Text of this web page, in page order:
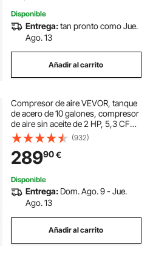
Disponible
Entrega:tan pronto como Jue.
Ago. 13
Añadir al carrito
Compresor de aire VEVOR, tanque
de acero de 10 galones, compresor
de aire sin aceite de 2 HP, 5,3 CFM
a 90 PSI y presión máxima de 125
PSI, compresor portátil
ultrasilencioso de 78 dB, para
reparación de automóviles, inflado
de neumáticos, pintura en aerosol
(932)
28990€
Disponible
Entrega: Dom. Ago. 9 - Jue.
Ago. 13
Añadir al carrito